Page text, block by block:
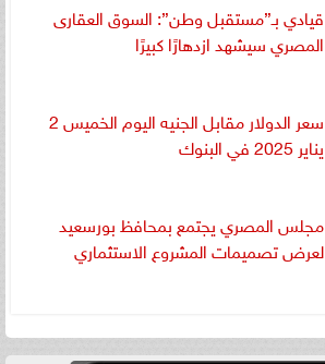
قيادي بـ”مستقبل وطن”: السوق العقارى
المصري سيشهد ازدهارًا كبيرًا
سعر الدولار مقابل الجنيه اليوم الخميس 2
يناير 2025 في البنوك
مجلس المصري يجتمع بمحافظ بورسعيد
لعرض تصميمات المشروع الاستثماري